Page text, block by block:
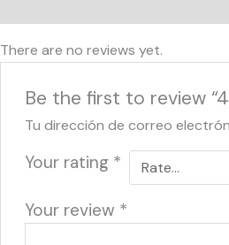
There are no reviews yet.
Be the first to review
Tu dirección de correo
Your rating *
Your review *